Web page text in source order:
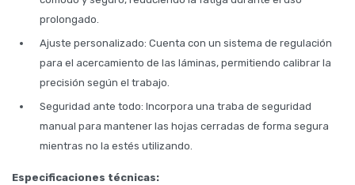
prolongado.
Ajuste personalizado: Cuenta con un sistema de regulación
para el acercamiento de las láminas, permitiendo calibrar la
precisión según el trabajo.
Seguridad ante todo: Incorpora una traba de seguridad
manual para mantener las hojas cerradas de forma segura
mientras no la estés utilizando.
Especificaciones técnicas: